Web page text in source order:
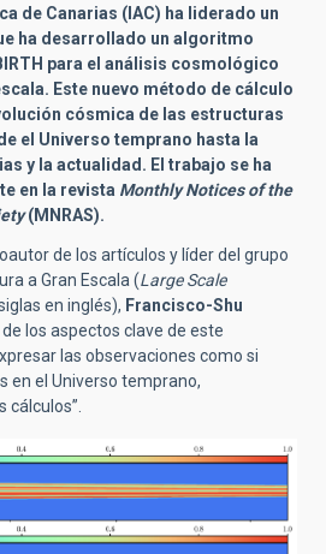
de Canarias (IAC) ha liderado un
ha desarrollado un algoritmo
para el análisis cosmológico
Este nuevo método de cálculo
cósmica de las estructuras
el Universo temprano hasta la
y la actualidad. El trabajo se ha
en la revista Monthly Notices of the
(MNRAS).
de los artículos y líder del grupo
a Gran Escala (Large Scale
en inglés), Francisco-Shu
los aspectos clave de este
las observaciones como si
en el Universo temprano,